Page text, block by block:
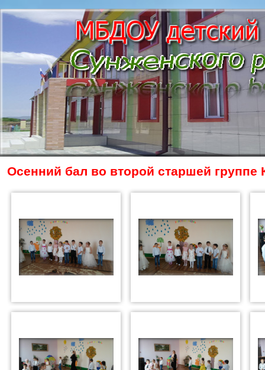
Осенний бал во второй старшей группе